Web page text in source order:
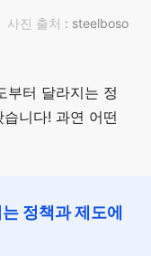
사진 출처 : steelboso
부터 달라지는 정
니다! 과연 어떤
정책과 제도에